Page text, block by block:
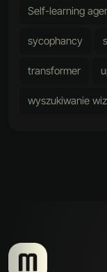
Self-learning
sycophancy
transformer
wyszukiwanie